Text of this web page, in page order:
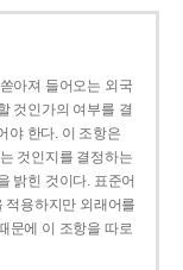
아져 들어오는 외국
것인가의 여부를 결
야 한다. 이 조항은
것인지를 결정하는
밝힌 것이다. 표준어
적용하지만 외래어를
문에 이 조항을 따로